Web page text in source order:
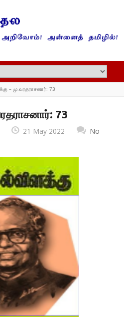
– மு.வரதராசனார்: 73
73
21 May 2022
No